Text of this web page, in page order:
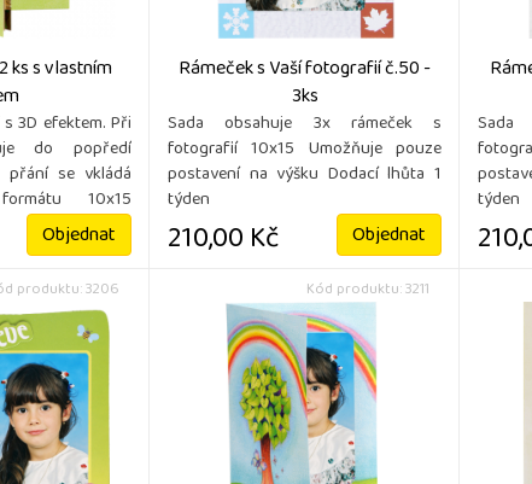
ks s vlastním
3D efektem. Při
do popředí
se vkládá
10x15
Objednat
Rámeček s Vaší fotografií č.50 -
3ks
Sada obsahuje 3x rámeček s
fotografií 10x15 Umožňuje pouze
postavení na výšku Dodací lhůta 1
týden
210,00 Kč Objednat
týden
produktu: 3206 Kód produktu: 3211